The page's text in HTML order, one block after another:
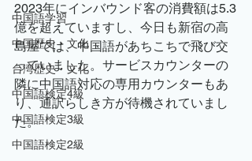
中国語学習
中国歴史・文化
台湾歴史・文化
中国語検定4級
中国語検定3級
中国語検定2級
2023年にインバウンド客の消費額は5.3
億を超えていますし、今日も新宿の高
島屋では、中国語があちこちで飛び交
っていました。サービスカウンターの
隣に中国語対応の専用カウンターもあ
り、通訳らしき方が待機されていまし
た。